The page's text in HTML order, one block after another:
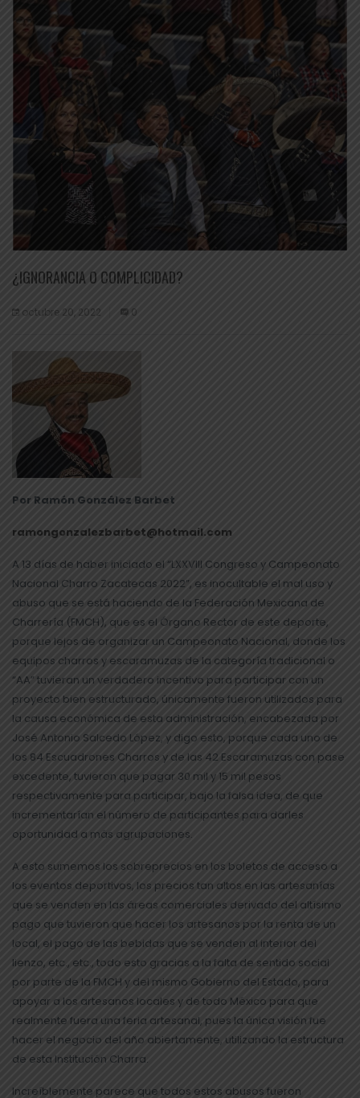
¿IGNORANCIA O COMPLICIDAD?
octubre 20, 2022 0
Por Ramón González Barbet
ramongonzalezbarbet@hotmail.com
A 13 días de haber iniciado el “LXXVIII Congreso y Campeonato
Nacional Charro Zacatecas 2022”, es inocultable el mal uso y
abuso que se está haciendo de la Federación Mexicana de
Charrería (FMCH), que es el Órgano Rector de este deporte,
porque lejos de organizar un Campeonato Nacional, donde los
equipos charros y escaramuzas de la categoría tradicional o
“AA” tuvieran un verdadero incentivo para participar con un
proyecto bien estructurado, únicamente fueron utilizados para
la causa económica de esta administración, encabezada por
José Antonio Salcedo López, y digo esto, porque cada uno de
los 84 Escuadrones Charros y de las 42 Escaramuzas con pase
excedente, tuvieron que pagar 30 mil y 15 mil pesos
respectivamente para participar, bajo la falsa idea, de que
incrementarían el número de participantes para darles
oportunidad a más agrupaciones.
A esto sumemos los sobreprecios en los boletos de acceso a
los eventos deportivos, los precios tan altos en las artesanías
que se venden en las áreas comerciales derivado del altísimo
pago que tuvieron que hacer los artesanos por la renta de un
local, el pago de las bebidas que se venden al interior del
lienzo, etc., etc., todo esto gracias a la falta de sentido social
por parte de la FMCH y del mismo Gobierno del Estado, para
apoyar a los artesanos locales y de todo México para que
realmente fuera una feria artesanal, pues la única visión fue
hacer el negocio del año abiertamente, utilizando la estructura
de esta Institución Charra.
Increíblemente parece que todos estos abusos fueron